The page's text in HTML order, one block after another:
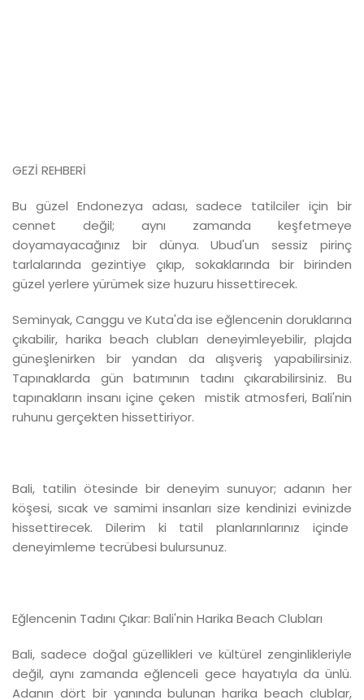
GEZİ REHBERİ
Bu güzel Endonezya adası, sadece tatilciler için bir
cennet değil; aynı zamanda keşfetmeye
doyamayacağınız bir dünya. Ubud'un sessiz pirinç
tarlalarında gezintiye çıkıp, sokaklarında bir birinden
güzel yerlere yürümek size huzuru hissettirecek.
Seminyak, Canggu ve Kuta'da ise eğlencenin doruklarına
çıkabilir, harika beach clubları deneyimleyebilir, plajda
güneşlenirken bir yandan da alışveriş yapabilirsiniz.
Tapınaklarda gün batımının tadını çıkarabilirsiniz. Bu
tapınakların insanı içine çeken mistik atmosferi, Bali'nin
ruhunu gerçekten hissettiriyor.
Bali, tatilin ötesinde bir deneyim sunuyor; adanın her
köşesi, sıcak ve samimi insanları size kendinizi evinizde
hissettirecek. Dilerim ki tatil planlarınlarınız içinde
deneyimleme tecrübesi bulursunuz.
Eğlencenin Tadını Çıkar: Bali'nin Harika Beach Clubları
Bali, sadece doğal güzellikleri ve kültürel zenginlikleriyle
değil, aynı zamanda eğlenceli gece hayatıyla da ünlü.
Adanın dört bir yanında bulunan harika beach clublar,